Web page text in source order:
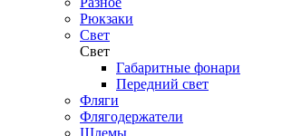
Рюкзаки
Свет
Свет
Габаритные фонари
Передний свет
Фляги
Флягодержатели
Шлемы